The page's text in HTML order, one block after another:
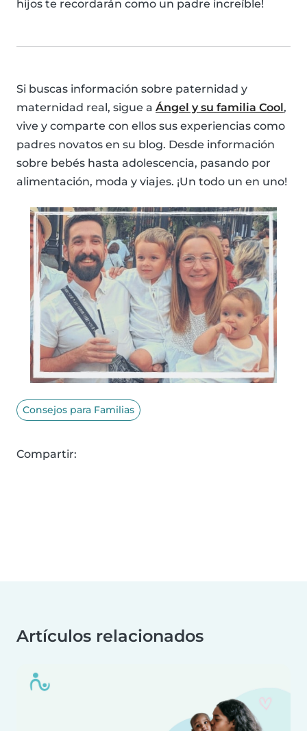
hijos te recordarán como un padre increíble!
Si buscas información sobre paternidad y
maternidad real, sigue a Ángel y su familia Cool,
vive y comparte con ellos sus experiencias como
padres novatos en su blog. Desde información
sobre bebés hasta adolescencia, pasando por
alimentación, moda y viajes. ¡Un todo un en uno!
Consejos para Familias
Compartir:
Artículos relacionados